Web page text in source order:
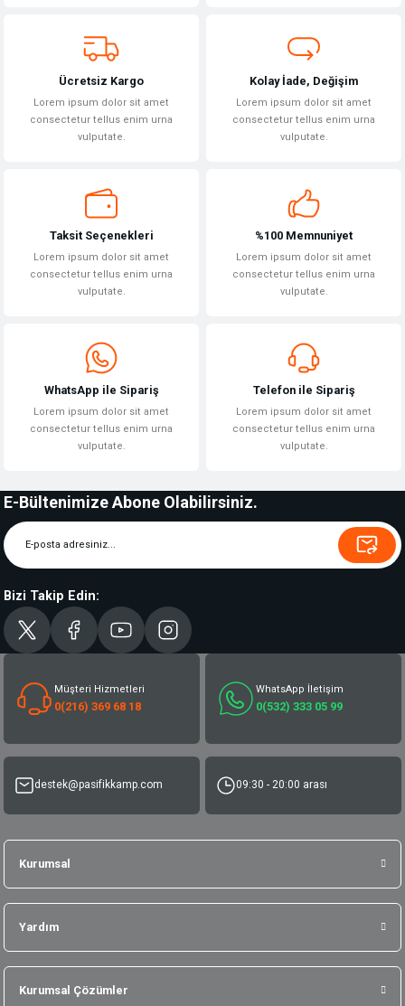
Bu ürüne benzer farklı alternatifler olmalı.
Ücretsiz Kargo
Lorem ipsum dolor sit amet
consectetur tellus enim urna
vulputate.
Kolay İade, Değişim
Lorem ipsum dolor sit amet
consectetur tellus enim urna
vulputate.
Taksit Seçenekleri
Lorem ipsum dolor sit amet
consectetur tellus enim urna
vulputate.
%100 Memnuniyet
Lorem ipsum dolor sit amet
consectetur tellus enim urna
vulputate.
WhatsApp ile Sipariş
Lorem ipsum dolor sit amet
consectetur tellus enim urna
vulputate.
Telefon ile Sipariş
Lorem ipsum dolor sit amet
consectetur tellus enim urna
vulputate.
E-Bültenimize Abone Olabilirsiniz.
Bizi Takip Edin:
Müşteri Hizmetleri
0(216) 369 68 18
WhatsApp İletişim
0(532) 333 05 99
destek@pasifikkamp.com 09:30 - 20:00 arası
Kurumsal
Yardım
Kurumsal Çözümler